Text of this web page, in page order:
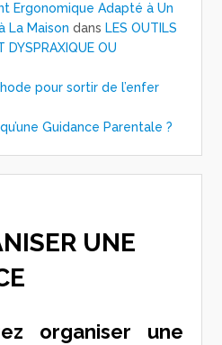
Ergonomique Adapté à Un
La Maison dans LES OUTILS
DYSPRAXIQUE OU
pour sortir de l’enfer
Guidance Parentale ?
UNE
organiser une